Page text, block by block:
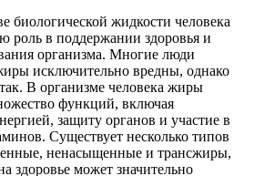
биологической жидкости человека
роль в поддержании здоровья и
организма. Многие люди
исключительно вредны, однако
В организме человека жиры
функций, включая
защиту органов и участие в
Существует несколько типов
ненасыщенные и трансжиры,
здоровье может значительно